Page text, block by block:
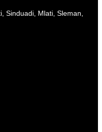
Sinduadi, Mlati, Sleman,